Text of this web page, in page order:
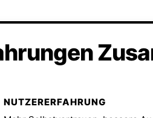
NUTZERERFAHRUNG